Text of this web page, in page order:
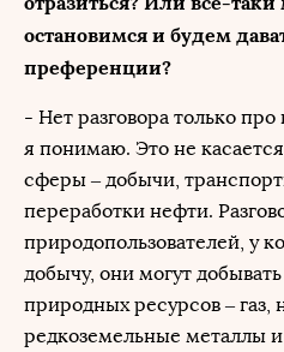
остановимся и будем
преференции?
- Нет разговора только
я понимаю. Это не
сферы – добычи,
переработки нефти.
природопользователей, у
добычу, они могут
природных ресурсов – газ,
редкоземельные металлы